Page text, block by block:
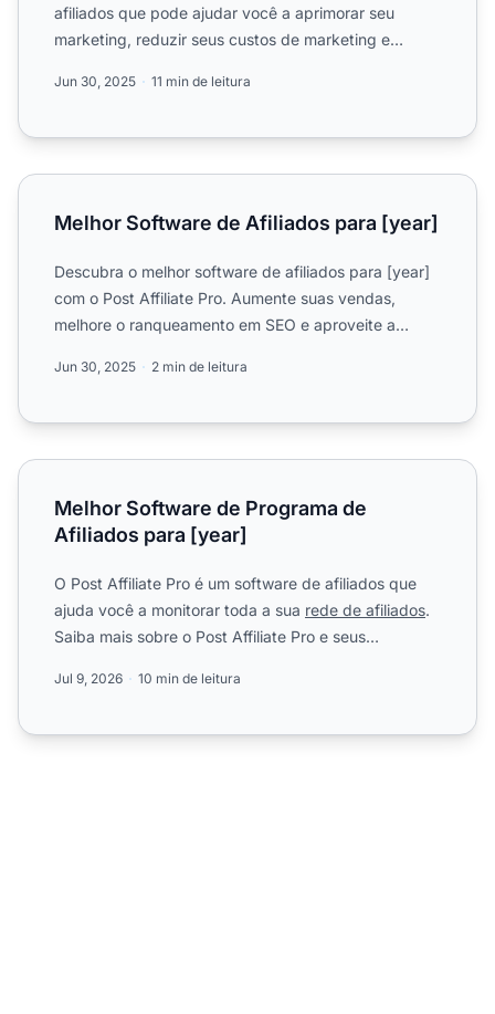
afiliados que pode ajudar você a aprimorar seu
marketing, reduzir seus custos de marketing e
Jun 30, 2025 11 min de leitura
Melhor Software de Afiliados para [year]
Melhor Software de Afiliados para [year]
Descubra o melhor software de afiliados para [year]
com o Post Affiliate Pro. Aumente suas vendas,
melhore o ranqueamento em SEO e aproveite a
Jun 30, 2025 2 min de leitura
Melhor Software de Programa de Afiliados para [year]
Melhor Software de Programa de
Afiliados para [year]
O Post Affiliate Pro é um software de afiliados que
ajuda você a monitorar toda a sua rede de afiliados.
Saiba mais sobre o Post Affiliate Pro e seus
Jul 9, 2026 10 min de leitura